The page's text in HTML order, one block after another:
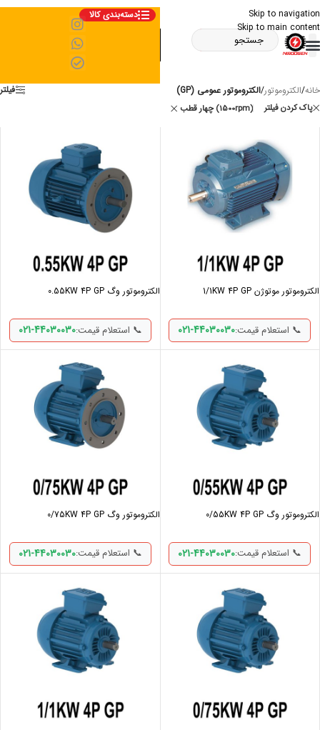
Skip to navigation
Skip to main content
دسته‌بندی کالا
خانه/الکتروموتور/الکتروموتور عمومی (GP) فیلتر
پاک کردن فیلتر چهار قطب (1500rpm)
الکتروموتور موتوژن 1/1KW 4P GP
📞 استعلام قیمت:021-44030030
الکتروموتور وگ 0.55KW 4P GP
📞 استعلام قیمت:021-44030030
الکتروموتور وگ 0/55KW 4P GP
📞 استعلام قیمت:021-44030030
الکتروموتور وگ 0/75KW 4P GP
📞 استعلام قیمت:021-44030030